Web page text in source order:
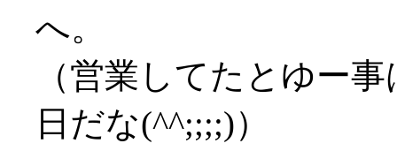
へ。
（営業してたとゆー
日だな(^^;;;;)）